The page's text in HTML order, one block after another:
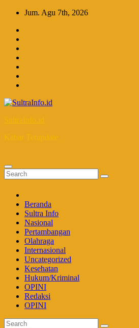
Skip
content
Jum. Agu 7th, 2026
SultraInfo.id
Kabar Terupdate
Beranda
Sultra Info
Nasional
Pertambangan
Olahraga
Internasional
Uncategorized
Kesehatan
Hukum/Kriminal
OPINI
Redaksi
OPINI